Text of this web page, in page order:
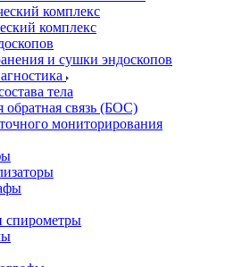
комплекс
комплекс
и сушки эндоскопов
тела
обратная связь (БОС)
мониторирования
спирометры